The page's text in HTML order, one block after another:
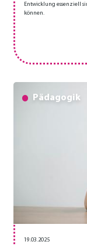
Entwicklung essenziell
können.
Pädagogik
19.03.2025